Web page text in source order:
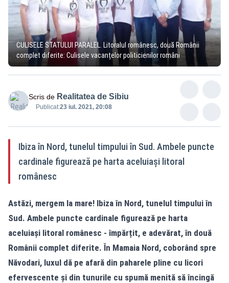
CULISELE STATULUI PARALEL. Litoralul românesc, două Românii
complet diferite: Culisele vacanțelor politicienilor români
Scris de Realitatea de Sibiu
Publicat:23 iul. 2021, 20:08
Ibiza în Nord, tunelul timpului în Sud. Ambele puncte
cardinale figurează pe harta aceluiași litoral
românesc
Astăzi, mergem la mare! Ibiza în Nord, tunelul timpului în
Sud. Ambele puncte cardinale figurează pe harta
aceluiași litoral românesc - împărțit, e adevărat, în două
Românii complet diferite. În Mamaia Nord, coborând spre
Năvodari, luxul dă pe afară din paharele pline cu licori
efervescente și din tunurile cu spumă menită să încingă